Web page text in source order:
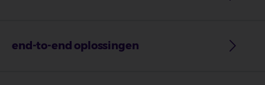
end-to-end oplossingen